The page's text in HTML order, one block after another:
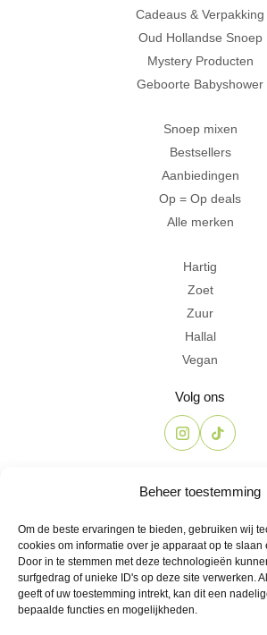
Beheer toestemming
Om de beste ervaringen te bieden, gebruiken wij
cookies om informatie over je apparaat op te slaan
Door in te stemmen met deze technologieën
surfgedrag of unieke ID's op deze site verwerken.
geeft of uw toestemming intrekt, kan dit een
bepaalde functies en mogelijkheden.
Cadeaus & Verpakking
Oud Hollandse Snoep
Mystery Producten
Geboorte Babyshower
Snoep mixen
Bestsellers
Aanbiedingen
Op = Op deals
Alle merken
Hartig
Zoet
Zuur
Hallal
Vegan
Volg ons
info@the-candyshop.nl
Langestraat 106, 3811 AK,